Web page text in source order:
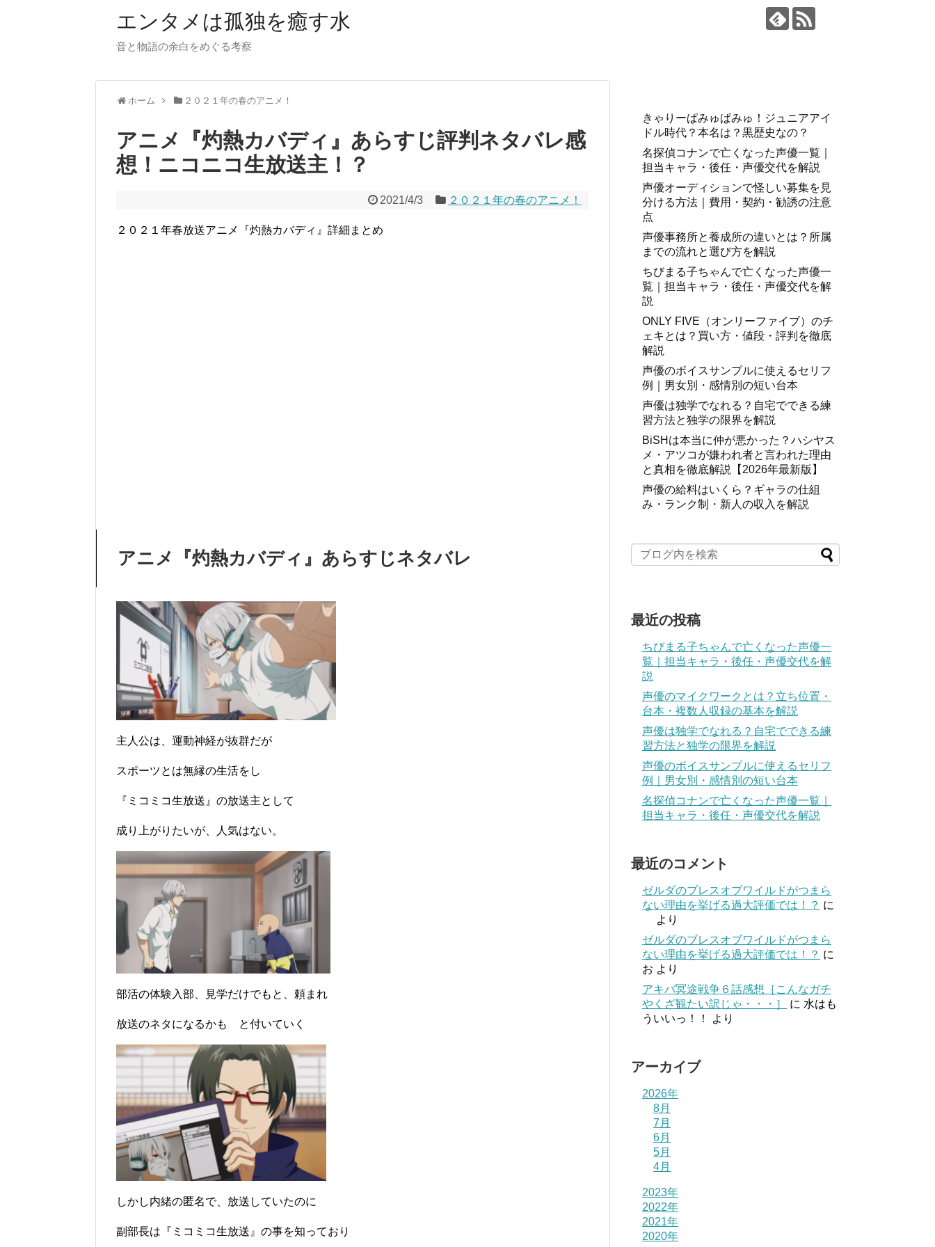
【PR】当サイトではアフィリエイト広告（PR）を利用しています。記事内ではアフィリエイトプログラムを利用して商品・サービスを紹介しています。
エンタメは孤独を癒す水
音と物語の余白をめぐる考察
ホーム ２０２１年の春のアニメ！
アニメ『灼熱カバディ』あらすじ評判ネタバレ感
想！ニコニコ生放送主！？
2021/4/3 ２０２１年の春のアニメ！
２０２１年春放送アニメ『灼熱カバディ』詳細まとめ
アニメ『灼熱カバディ』あらすじネタバレ
主人公は、運動神経が抜群だが
スポーツとは無縁の生活をし
『ミコミコ生放送』の放送主として
成り上がりたいが、人気はない。
部活の体験入部、見学だけでもと、頼まれ
放送のネタになるかも と付いていく
しかし内緒の匿名で、放送していたのに
副部長は『ミコミコ生放送』の事を知っており
きゃりーぱみゅぱみゅ！ジュニアアイ
ドル時代？本名は？黒歴史なの？
名探偵コナンで亡くなった声優一覧｜
担当キャラ・後任・声優交代を解説
声優オーディションで怪しい募集を見
分ける方法｜費用・契約・勧誘の注意
点
声優事務所と養成所の違いとは？所属
までの流れと選び方を解説
ちびまる子ちゃんで亡くなった声優一
覧｜担当キャラ・後任・声優交代を解
説
ONLY FIVE（オンリーファイブ）のチ
ェキとは？買い方・値段・評判を徹底
解説
声優のボイスサンプルに使えるセリフ
例｜男女別・感情別の短い台本
声優は独学でなれる？自宅でできる練
習方法と独学の限界を解説
BiSHは本当に仲が悪かった？ハシヤス
メ・アツコが嫌われ者と言われた理由
と真相を徹底解説【2026年最新版】
声優の給料はいくら？ギャラの仕組
み・ランク制・新人の収入を解説
最近の投稿
ちびまる子ちゃんで亡くなった声優一
覧｜担当キャラ・後任・声優交代を解
説
声優のマイクワークとは？立ち位置・
台本・複数人収録の基本を解説
声優は独学でなれる？自宅でできる練
習方法と独学の限界を解説
声優のボイスサンプルに使えるセリフ
例｜男女別・感情別の短い台本
名探偵コナンで亡くなった声優一覧｜
担当キャラ・後任・声優交代を解説
最近のコメント
ゼルダのブレスオブワイルドがつまら
ない理由を挙げる過大評価では！？ に
より
ゼルダのブレスオブワイルドがつまら
ない理由を挙げる過大評価では！？ に
お より
アキバ冥途戦争６話感想［こんなガチ
やくざ観たい訳じゃ・・・］
に 水はも
ういいっ！！
より
アーカイブ
2026年
8月
7月
6月
5月
4月
2023年
2022年
2021年
2020年